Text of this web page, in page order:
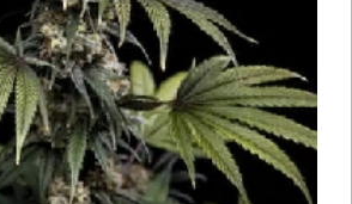
Hybridgenetik bevorzugen.
, Kush- und Dessert-Terpene.
harzender Pflanzen für Rosin oder
und limitierter Genetik.
mit dem Wunsch nach
Blüten.